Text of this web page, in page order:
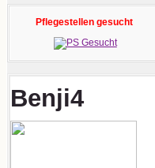
Pflegestellen gesucht
Benji4